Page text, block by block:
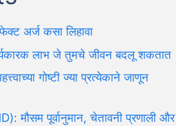
अर्ज कसा लिहावा
लाभ जे तुमचे जीवन बदलू शकतात
गोष्टी ज्या प्रत्येकाने जाणून
मौसम पूर्वानुमान, चेतावनी प्रणाली और